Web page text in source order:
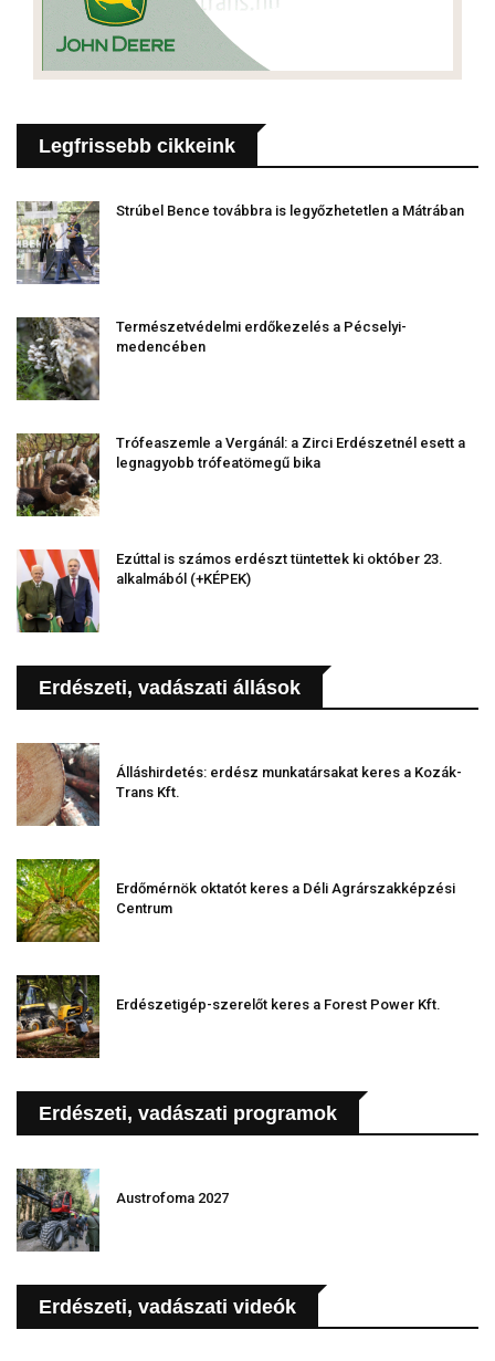
Legfrissebb cikkeink
Strúbel Bence továbbra is legyőzhetetlen a Mátrában
Természetvédelmi erdőkezelés a Pécselyi-
medencében
Trófeaszemle a Vergánál: a Zirci Erdészetnél esett a
legnagyobb trófeatömegű bika
Ezúttal is számos erdészt tüntettek ki október 23.
alkalmából (+KÉPEK)
Erdészeti, vadászati állások
Álláshirdetés: erdész munkatársakat keres a Kozák-
Trans Kft.
Erdőmérnök oktatót keres a Déli Agrárszakképzési
Centrum
Erdészetigép-szerelőt keres a Forest Power Kft.
Erdészeti, vadászati programok
Austrofoma 2027
Erdészeti, vadászati videók